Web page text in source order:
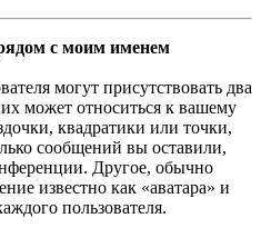
с моим именем
могут присутствовать два
может относиться к вашему
квадратики или точки,
сообщений вы оставили,
Другое, обычно
известно как «аватара» и
пользователя.